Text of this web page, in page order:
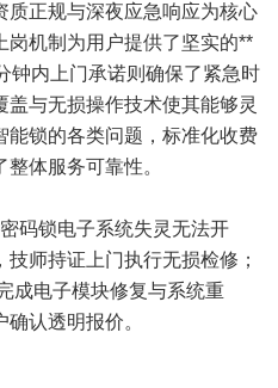
质正规与深夜应急响应为核心
岗机制为用户提供了坚实的**
钟内上门承诺则确保了紧急时
与无损操作技术使其能够灵
能锁的各类问题，标准化收费
体服务可靠性。
码锁电子系统失灵无法开
师持证上门执行无损检修；
成电子模块修复与系统重
认透明报价。